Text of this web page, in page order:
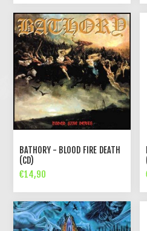
BATHORY - BLOOD FIRE DEATH
(CD)
€14,90